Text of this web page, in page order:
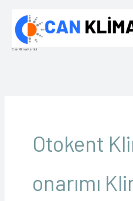
Can Klima Kombi
Otokent
onarımı